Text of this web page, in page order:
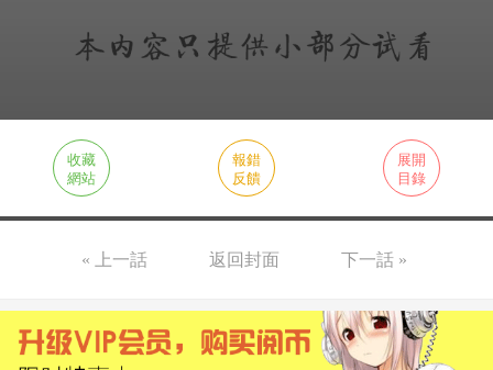
收藏
網站
報錯
反饋
展開
目錄
« 上一話 返回封面 下一話 »